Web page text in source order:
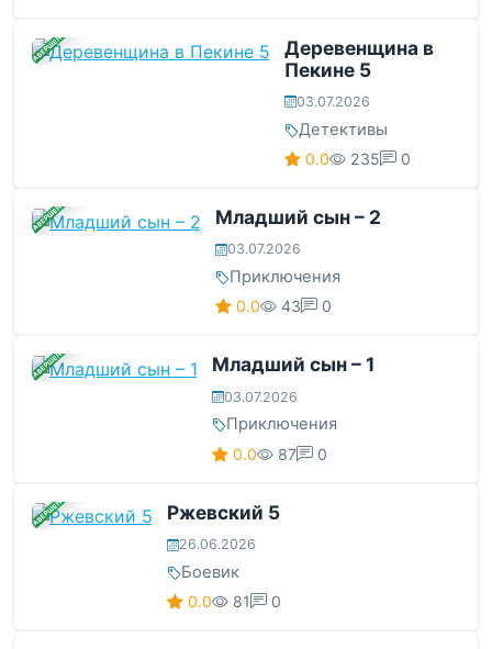
ЗАВЕРШЕНА
Деревенщина в
Пекине 5
03.07.2026
Детективы
0.0 235 0
ЗАВЕРШЕНА Младший сын – 2
03.07.2026
Приключения
0.0 43 0
ЗАВЕРШЕНА Младший сын – 1
03.07.2026
Приключения
0.0 87 0
ЗАВЕРШЕНА Ржевский 5
26.06.2026
Боевик
0.0 81 0